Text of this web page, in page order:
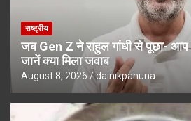
राष्ट्रीय
जब Gen Z ने राहुल गांधी से पूछा- आप
जानें क्या मिला जवाब
August 8, 2026 dainikpahuna